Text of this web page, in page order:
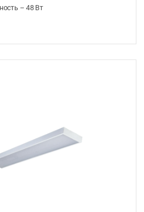
– 48 Вт